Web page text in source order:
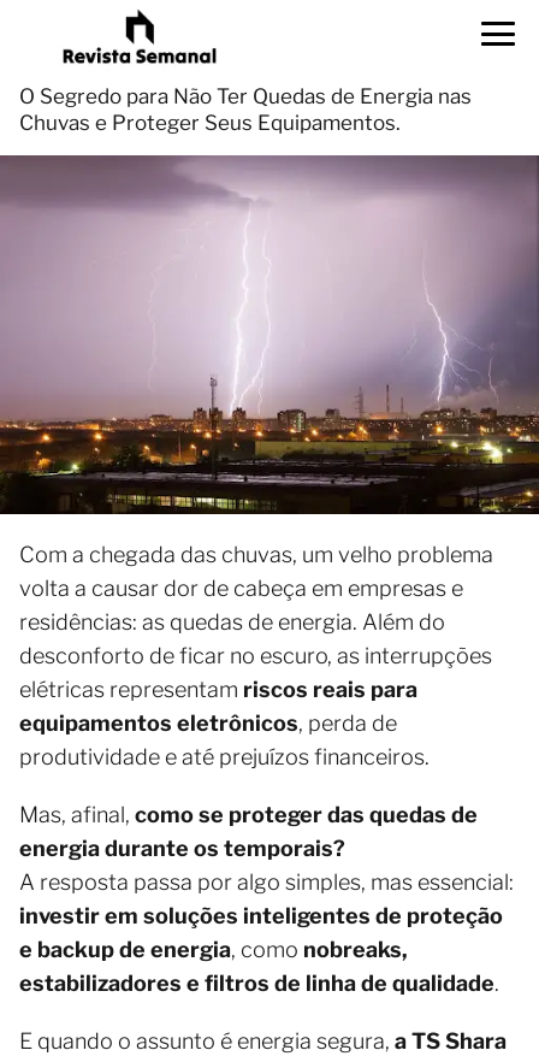
O Segredo para Não Ter Quedas de Energia nas
Chuvas e Proteger Seus Equipamentos.
Com a chegada das chuvas, um velho problema
volta a causar dor de cabeça em empresas e
residências: as quedas de energia. Além do
desconforto de ficar no escuro, as interrupções
elétricas representam riscos reais para
equipamentos eletrônicos, perda de
produtividade e até prejuízos financeiros.
Mas, afinal, como se proteger das quedas de
energia durante os temporais?
A resposta passa por algo simples, mas essencial:
investir em soluções inteligentes de proteção
e backup de energia, como nobreaks,
estabilizadores e filtros de linha de qualidade.
E quando o assunto é energia segura, a TS Shara